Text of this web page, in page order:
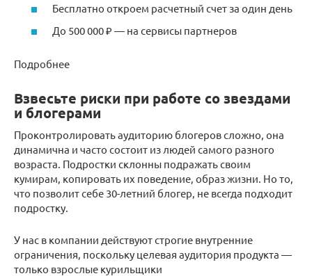
Бесплатно откроем расчетный счет за один день
До 500 000 ₽ — на сервисы партнеров
Подробнее
Взвесьте риски при работе со звездами
и блогерами
Проконтролировать аудиторию блогеров сложно, она
динамична и часто состоит из людей самого разного
возраста. Подростки склонны подражать своим
кумирам, копировать их поведение, образ жизни. Но то,
что позволит себе 30-летний блогер, не всегда подходит
подростку.
У нас в компании действуют строгие внутренние
ограничения, поскольку целевая аудитория продукта —
только взрослые курильщики